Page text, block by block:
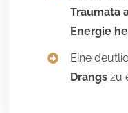
Traumata
Energie
Eine
Drangszu